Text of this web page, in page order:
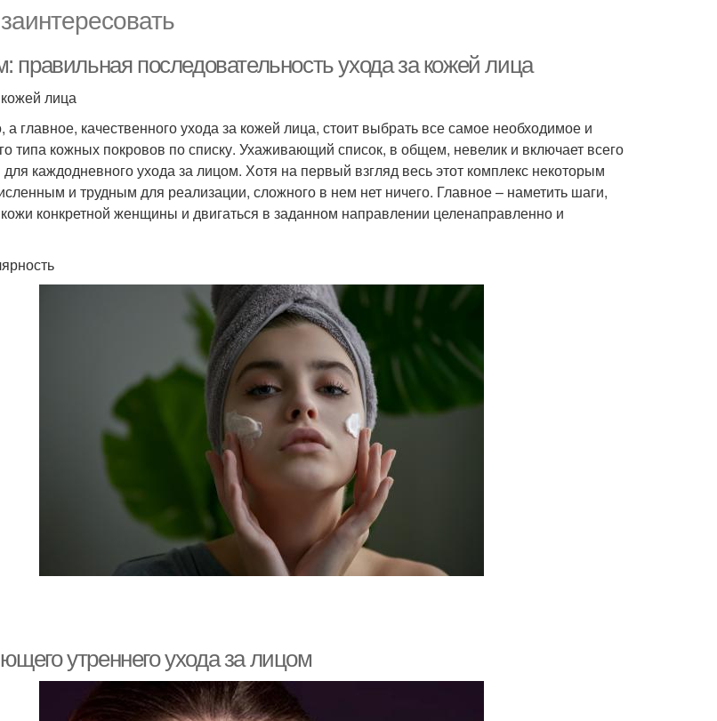
правильная последовательность ухода за кожей лица
лица
главное, качественного ухода за кожей лица, стоит выбрать все самое необходимое и
типа кожных покровов по списку. Ухаживающий список, в общем, невелик и включает всего
для каждодневного ухода за лицом. Хотя на первый взгляд весь этот комплекс некоторым
и трудным для реализации, сложного в нем нет ничего. Главное – наметить шаги,
конкретной женщины и двигаться в заданном направлении целенаправленно и
утреннего ухода за лицом